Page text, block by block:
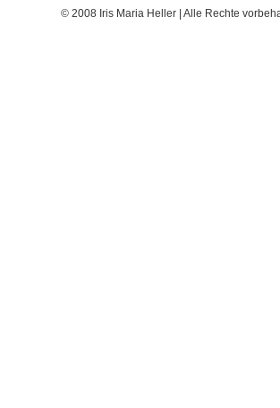
© 2008 Iris Maria Heller | Alle Rechte